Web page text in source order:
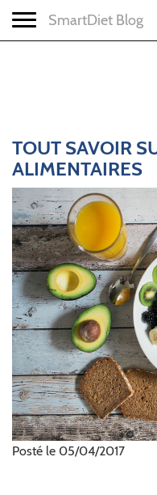
SmartDiet Blog
TOUT SAVOIR
ALIMENTAIRES
Posté le 05/04/2017